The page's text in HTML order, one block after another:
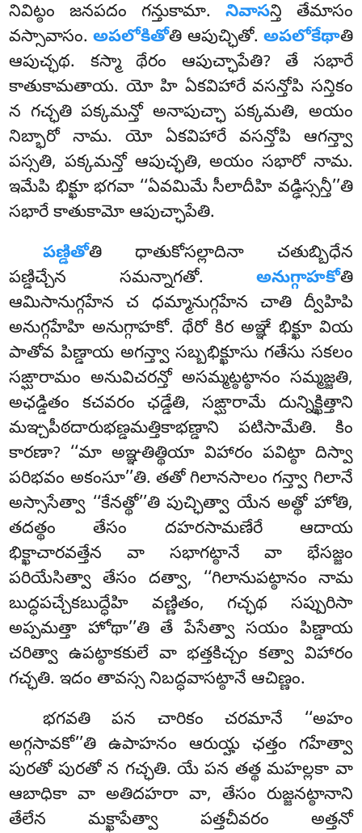
నివిట్ఠం జనపదం గన్తుకామా. నివాసన్తి తేమాసం
వస్సావాసం.అపలోకితోతి ఆపుచ్ఛితో. అపలోకేథాతి
ఆపుచ్ఛథ. కస్మా థేరం ఆపుచ్ఛాపేతి? తే సభారే
కాతుకామతాయ. యో హి ఏకవిహారే వసన్తోపి సన్తికం
న గచ్ఛతి పక్కమన్తో అనాపుచ్ఛా పక్కమతి, అయం
నిబ్భారో నామ. యో ఏకవిహారే వసన్తోపి ఆగన్త్వా
పస్సతి, పక్కమన్తో ఆపుచ్ఛతి, అయం సభారో నామ.
ఇమేపి భిక్ఖూ భగవా ‘‘ఏవమిమే సీలాదీహి వడ్ఢిస్సన్తీ’’తి
సభారే కాతుకామో ఆపుచ్ఛాపేతి.
పణ్డితోతి ధాతుకోసల్లాదినా చతుబ్బిధేన
పణ్డిచ్చేన సమన్నాగతో. అనుగ్గాహకోతి
ఆమిసానుగ్గహేన చ ధమ్మానుగ్గహేన చాతి ద్వీహిపి
అనుగ్గహేహి అనుగ్గాహకో. థేరో కిర అఞ్ఞే భిక్ఖూ వియ
పాతోవ పిణ్డాయ అగన్త్వా సబ్బభిక్ఖూసు గతేసు సకలం
సఙ్ఘారామం అనువిచరన్తో అసమ్మట్ఠట్ఠానం సమ్మజ్జతి,
అఛడ్డితం కచవరం ఛడ్డేతి, సఙ్ఘారామే దున్నిక్ఖిత్తాని
మఞ్చపీఠదారుభణ్డమత్తికాభణ్డాని పటిసామేతి. కిం
కారణా? ‘‘మా అఞ్ఞతిత్థియా విహారం పవిట్ఠా దిస్వా
పరిభవం అకంసూ’’తి. తతో గిలానసాలం గన్త్వా గిలానే
అస్సాసేత్వా ‘‘కేనత్థో’’తి పుచ్ఛిత్వా యేన అత్థో హోతి,
తదత్థంతేసం దహరసామణేరే ఆదాయ
భిక్ఖాచారవత్తేన వా సభాగట్ఠానే వా భేసజ్జం
పరియేసిత్వా తేసం దత్వా, ‘‘గిలానుపట్ఠానం నామ
బుద్ధపచ్చేకబుద్ధేహి వణ్ణితం, గచ్ఛథ సప్పురిసా
అప్పమత్తా హోథా’’తి తే పేసేత్వా సయం పిణ్డాయ
చరిత్వా ఉపట్ఠాకకులే వా భత్తకిచ్చం కత్వా విహారం
గచ్ఛతి. ఇదం తావస్స నిబద్ధవాసట్ఠానే ఆచిణ్ణం.
భగవతిపన చారికం చరమానే ‘‘అహం
అగ్గసావకో’’తి ఉపాహనం ఆరుయ్హ ఛత్తం గహేత్వా
పురతో పురతో న గచ్ఛతి. యే పన తత్థ మహల్లకా వా
ఆబాధికా వా అతిదహరా వా, తేసం రుజ్జనట్ఠానాని
తేలేన మక్ఖాపేత్వా పత్తచీవరం అత్తనో